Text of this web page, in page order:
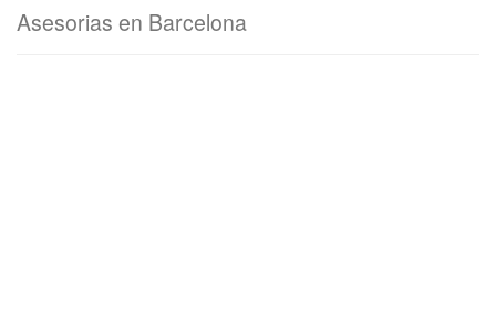
Asesorias en Barcelona